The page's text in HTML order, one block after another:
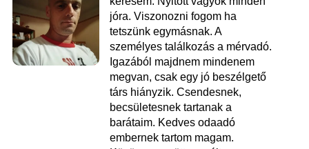
jóra. Viszonozni fogom ha
tetszünk egymásnak. A
személyes találkozás a mérvadó.
Igazából majdnem mindenem
megvan, csak egy jó beszélgető
társ hiányzik. Csendesnek,
becsületesnek tartanak a
barátaim. Kedves odaadó
embernek tartom magam.